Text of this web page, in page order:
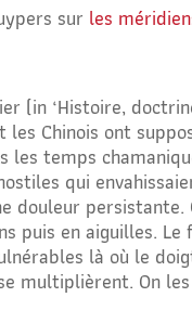
sur les
(in ‘Histoire,
Chinois ont
les temps
qui
douleur
puis en aiguilles.
là où le
multiplièrent. On